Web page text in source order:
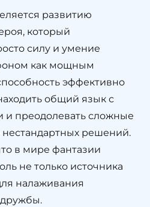
развитию
который
силу и умение
как мощным
эффективно
общий язык с
преодолевать сложные
решений.
в мире фантазии
не только источника
налаживания